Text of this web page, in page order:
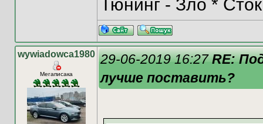
Тюнинг - Зло *
wywiadowca1980
Мегаписака
29-06-2019 16:27RE:
лучше поставить?